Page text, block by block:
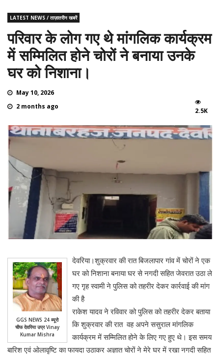
LATEST NEWS / ताज़ातरीन खबरें
परिवार के लोग गए थे मांगलिक कार्यक्रम
में सम्मिलित होने चोरों ने बनाया उनके
घर को निशाना।
May 10, 2026
2 months ago
2.5K
GGS NEWS 24 ब्यूरो
चीफ देवरिया उप्र Vinay
Kumar Mishra
देवरिया।शुक्रवार की रात बिजलापार गांव में चोरों ने एक
घर को निशाना बनाया घर से नगदी सहित जेवरात उठा ले
गए गृह स्वामी ने पुलिस को तहरीर देकर कार्रवाई की मांग
की है
राकेश यादव ने रविवार को पुलिस को तहरीर देकर बताया
कि शुक्रवार की रात वह अपने ससुराल मांगलिक
कार्यक्रम में सम्मिलित होने के लिए गए हुए थे। इस समय
बारिश एवं ओलावृष्टि का फायदा उठाकर अज्ञात चोरों ने मेरे घर में रखा नगदी सहित